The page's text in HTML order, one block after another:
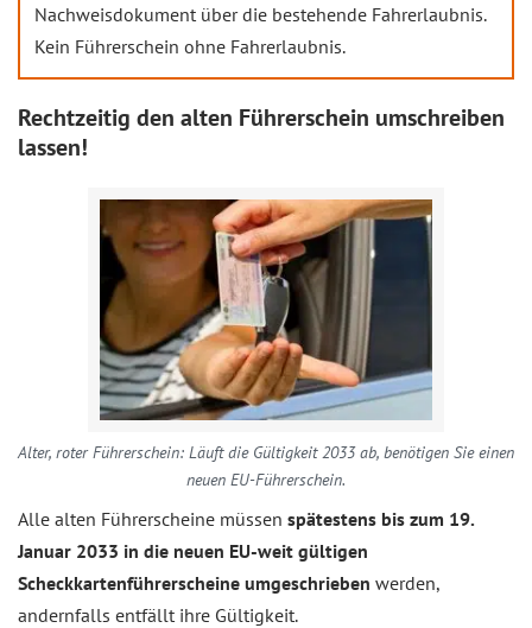
Nachweisdokument über die bestehende Fahrerlaubnis.
Kein Führerschein ohne Fahrerlaubnis.
Rechtzeitig den alten Führerschein umschreiben
lassen!
Alter, roter Führerschein: Läuft die Gültigkeit 2033 ab, benötigen Sie einen
neuen EU-Führerschein.
Alle alten Führerscheine müssen spätestens bis zum 19.
Januar 2033 in die neuen EU-weit gültigen
Scheckkartenführerscheine umgeschrieben werden,
andernfalls entfällt ihre Gültigkeit.